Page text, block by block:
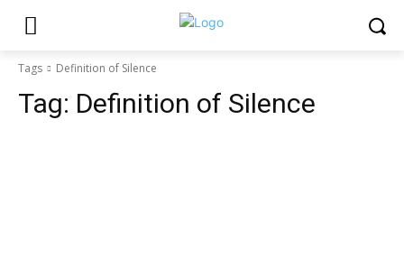
Tags Definition of Silence
Tag: Definition of Silence